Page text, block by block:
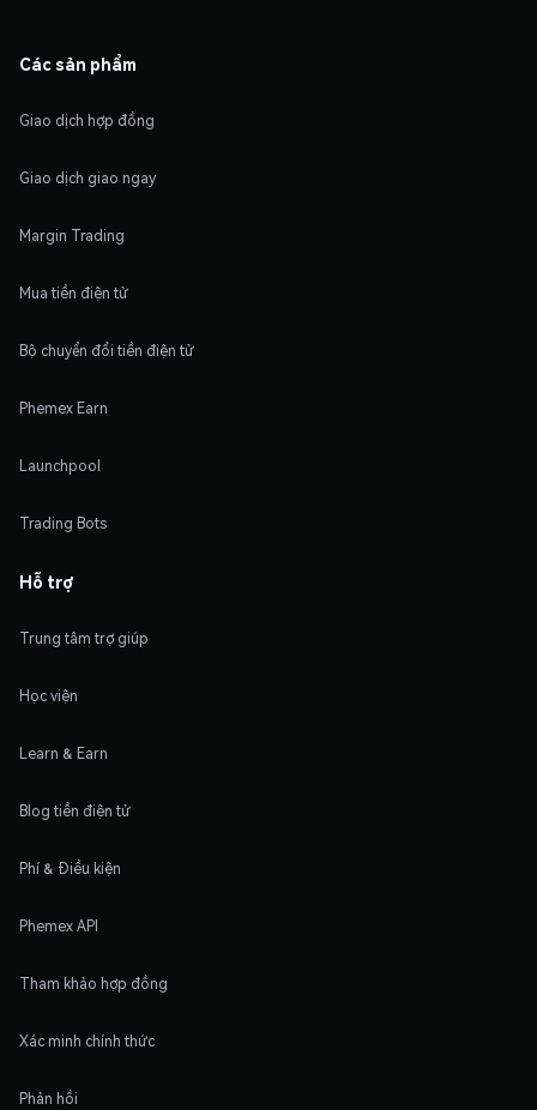
Các sản phẩm
Giao dịch hợp đồng
Giao dịch giao ngay
Margin Trading
Mua tiền điện tử
Bộ chuyển đổi tiền điện tử
Phemex Earn
Launchpool
Trading Bots
Hỗ trợ
Trung tâm trợ giúp
Học viện
Learn & Earn
Blog tiền điện tử
Phí & Điều kiện
Phemex API
Tham khảo hợp đồng
Xác minh chính thức
Phản hồi